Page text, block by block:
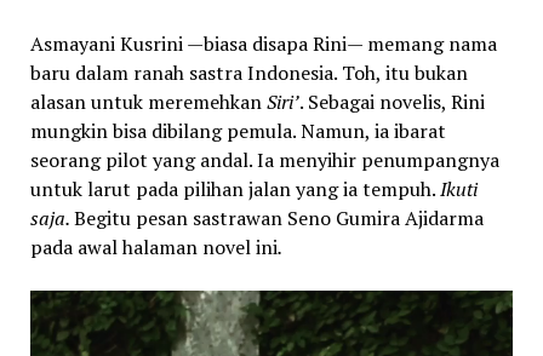
Asmayani Kusrini —biasa disapa Rini— memang nama
baru dalam ranah sastra Indonesia. Toh, itu bukan
alasan untuk meremehkanSiri’. Sebagai novelis, Rini
mungkin bisa dibilang pemula. Namun, ia ibarat
seorang pilot yang andal. Ia menyihir penumpangnya
untuk larut pada pilihan jalan yang ia tempuh.Ikuti
saja.Begitu pesan sastrawan Seno Gumira Ajidarma
pada awal halaman novel ini.
Video
Player